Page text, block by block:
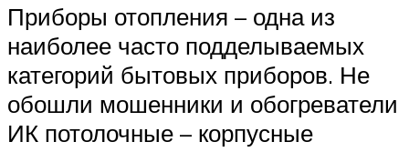
Приборы отопления – одна из
наиболее часто подделываемых
категорий бытовых приборов. Не
обошли мошенники и обогреватели
ИК потолочные – корпусные